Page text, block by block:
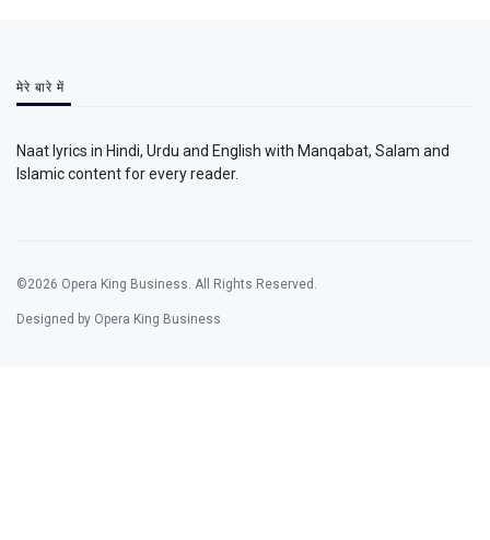
मेरे बारे में
Naat lyrics in Hindi, Urdu and English with Manqabat, Salam and
Islamic content for every reader.
©2026 Opera King Business. All Rights Reserved.
Designed by Opera King Business